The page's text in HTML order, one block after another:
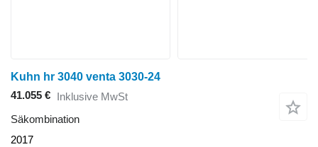
Kuhn hr 3040 venta 3030-24
41.055 € Inklusive MwSt
Säkombination
2017